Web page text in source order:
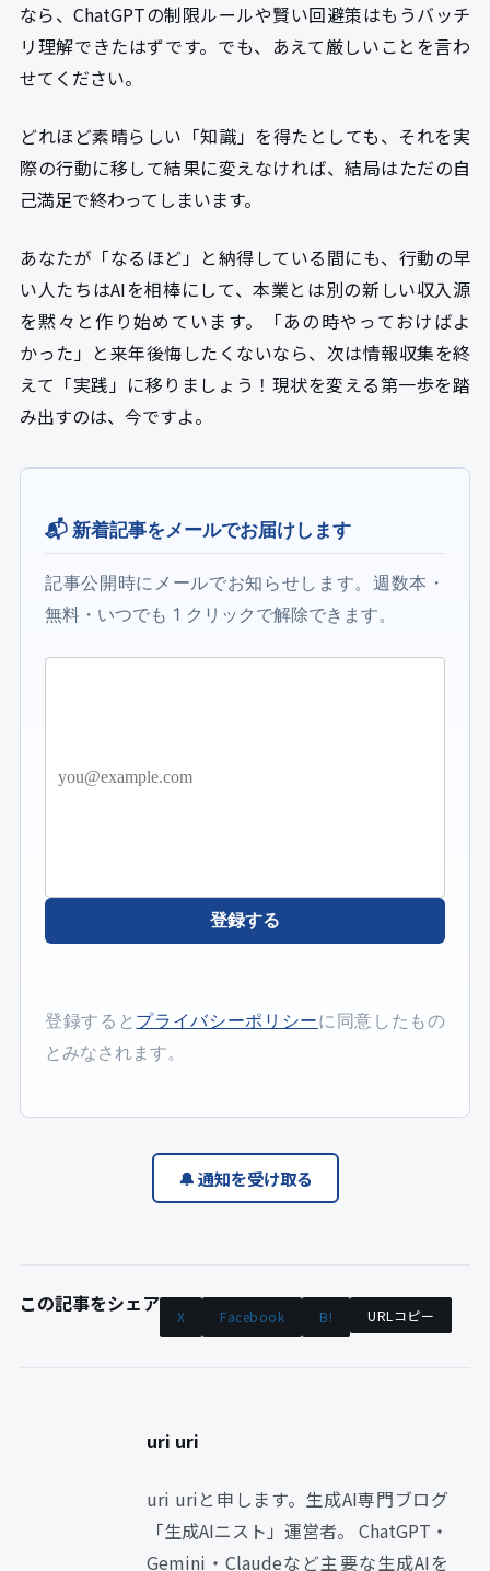
なら、ChatGPTの制限ルールや賢い回避策はもうバッチ
リ理解できたはずです。でも、あえて厳しいことを言わ
せてください。
どれほど素晴らしい「知識」を得たとしても、それを実
際の行動に移して結果に変えなければ、結局はただの自
己満足で終わってしまいます。
あなたが「なるほど」と納得している間にも、行動の早
い人たちはAIを相棒にして、本業とは別の新しい収入源
を黙々と作り始めています。「あの時やっておけばよ
かった」と来年後悔したくないなら、次は情報収集を終
えて「実践」に移りましょう！現状を変える第一歩を踏
み出すのは、今ですよ。
📬 新着記事をメールでお届けします
記事公開時にメールでお知らせします。週数本・
無料・いつでも 1 クリックで解除できます。
登録する
登録すると プライバシーポリシーに同意したもの
とみなされます。
🔔 通知を受け取る
この記事をシェア X Facebook B! URLコピー
uri uri
uri uriと申します。生成AI専門ブログ
「生成AIニスト」運営者。 ChatGPT・
Gemini・Claudeなど主要な生成AIを